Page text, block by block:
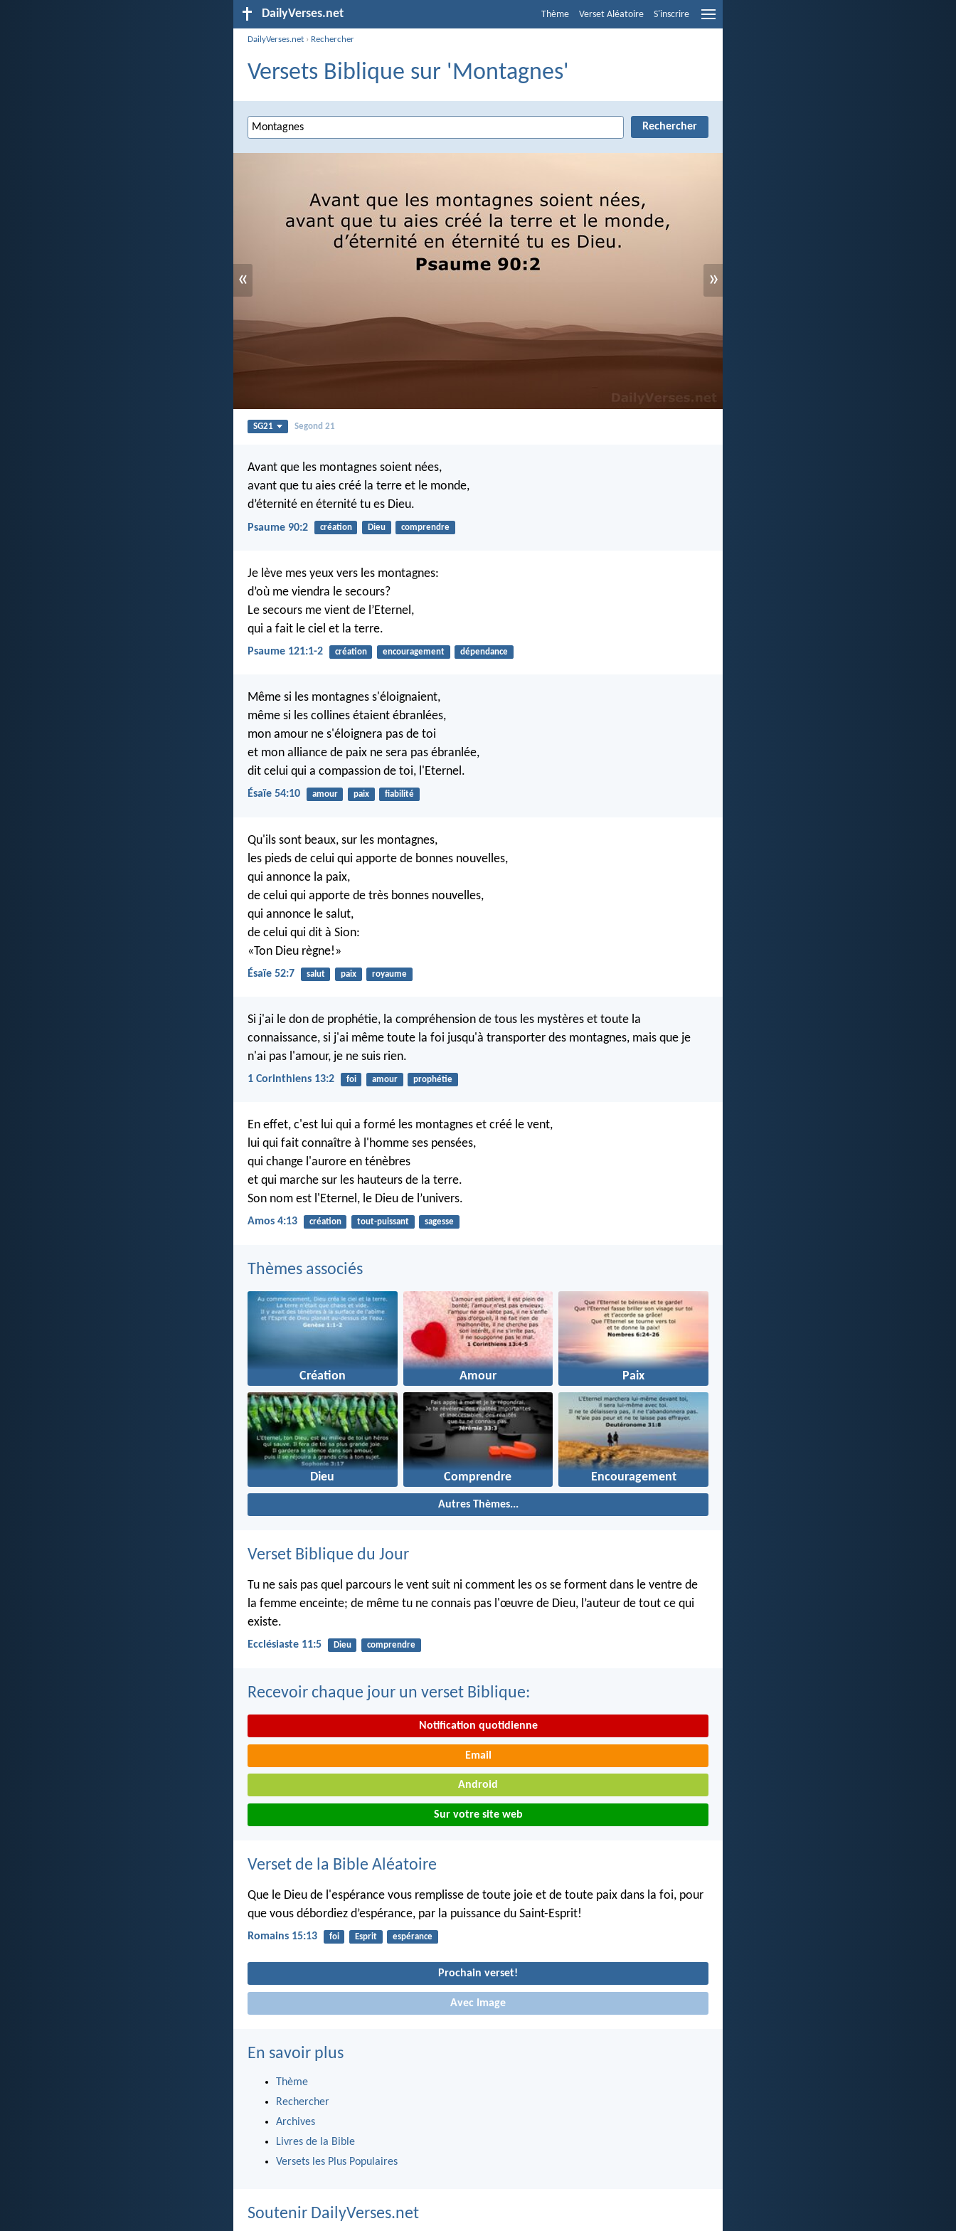
DailyVerses.net Thème Verset Aléatoire S'inscrire
DailyVerses.net › Rechercher
Versets Biblique sur 'Montagnes'
« »
SG21 Segond 21
Avant que les montagnes soient nées,
avant que tu aies créé la terre et le monde,
d’éternité en éternité tu es Dieu.
Psaume 90:2 création Dieu comprendre
Je lève mes yeux vers les montagnes:
d’où me viendra le secours?
Le secours me vient de l’Eternel,
qui a fait le ciel et la terre.
Psaume 121:1-2 création encouragement dépendance
Même si les montagnes s'éloignaient,
même si les collines étaient ébranlées,
mon amour ne s'éloignera pas de toi
et mon alliance de paix ne sera pas ébranlée,
dit celui qui a compassion de toi, l'Eternel.
Ésaïe 54:10 amour paix fiabilité
Qu'ils sont beaux, sur les montagnes,
les pieds de celui qui apporte de bonnes nouvelles,
qui annonce la paix,
de celui qui apporte de très bonnes nouvelles,
qui annonce le salut,
de celui qui dit à Sion:
«Ton Dieu règne!»
Ésaïe 52:7 salut paix royaume
Si j'ai le don de prophétie, la compréhension de tous les mystères et toute la
connaissance, si j'ai même toute la foi jusqu'à transporter des montagnes, mais que je
n'ai pas l'amour, je ne suis rien.
1 Corinthiens 13:2 foi amour prophétie
En effet, c'est lui qui a formé les montagnes et créé le vent,
lui qui fait connaître à l'homme ses pensées,
qui change l'aurore en ténèbres
et qui marche sur les hauteurs de la terre.
Son nom est l'Eternel, le Dieu de l’univers.
Amos 4:13 création tout-puissant sagesse
Thèmes associés
Création Amour Paix
Dieu Comprendre Encouragement
Autres Thèmes...
Verset Biblique du Jour
Tu ne sais pas quel parcours le vent suit ni comment les os se forment dans le ventre de
la femme enceinte; de même tu ne connais pas l'œuvre de Dieu, l’auteur de tout ce qui
existe.
Ecclésiaste 11:5 Dieu comprendre
Recevoir chaque jour un verset Biblique:
Notification quotidienne
Email
Android
Sur votre site web
Verset de la Bible Aléatoire
Que le Dieu de l'espérance vous remplisse de toute joie et de toute paix dans la foi, pour
que vous débordiez d’espérance, par la puissance du Saint-Esprit!
Romains 15:13 foi Esprit espérance
Prochain verset!
Avec Image
En savoir plus
Thème
Rechercher
Archives
Livres de la Bible
Versets les Plus Populaires
Soutenir DailyVerses.net